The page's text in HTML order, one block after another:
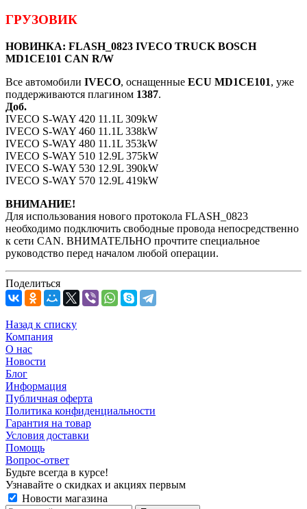
ГРУЗОВИК
НОВИНКА: FLASH_0823 IVECO TRUCK BOSCH
MD1CE101 CAN R/W
Все автомобили IVECO, оснащенные ECU MD1CE101, уже
поддерживаются плагином 1387.
Доб.
IVECO S-WAY 420 11.1L 309kW
IVECO S-WAY 460 11.1L 338kW
IVECO S-WAY 480 11.1L 353kW
IVECO S-WAY 510 12.9L 375kW
IVECO S-WAY 530 12.9L 390kW
IVECO S-WAY 570 12.9L 419kW
ВНИМАНИЕ!
Для использования нового протокола FLASH_0823
необходимо подключить свободные провода непосредственно
к сети CAN. ВНИМАТЕЛЬНО прочтите специальное
руководство перед началом любой операции.
Поделиться
Назад к списку
Компания
О нас
Новости
Блог
Информация
Публичная оферта
Политика конфиденциальности
Гарантия на товар
Условия доставки
Помощь
Вопрос-ответ
Будьте всегда в курсе!
Узнавайте о скидках и акциях первым
Новости магазина